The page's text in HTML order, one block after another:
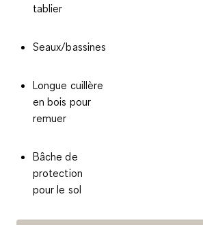
tablier
Seaux/bassines
Longue cuillère
en bois pour
remuer
Bâche de
protection
pour le sol